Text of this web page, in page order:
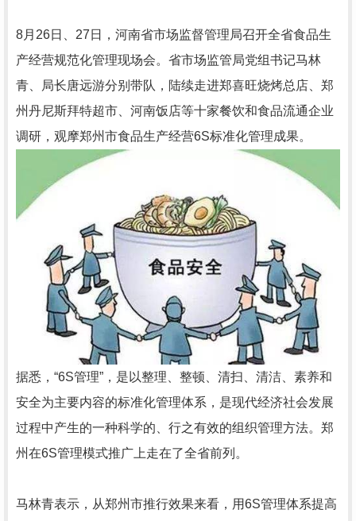
8月26日、27日，河南省市场监督管理局召开全省食品生
产经营规范化管理现场会。省市场监管局党组书记马林
青、局长唐远游分别带队，陆续走进郑喜旺烧烤总店、郑
州丹尼斯拜特超市、河南饭店等十家餐饮和食品流通企业
调研，观摩郑州市食品生产经营6S标准化管理成果。
据悉，“6S管理”，是以整理、整顿、清扫、清洁、素养和
安全为主要内容的标准化管理体系，是现代经济社会发展
过程中产生的一种科学的、行之有效的组织管理方法。郑
州在6S管理模式推广上走在了全省前列。
马林青表示，从郑州市推行效果来看，用6S管理体系提高